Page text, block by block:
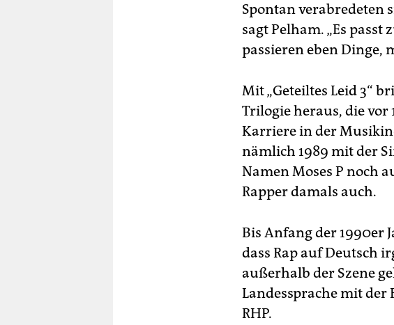
Spontan verabredeten
sagt Pelham. „Es
passieren eben Dinge,
Mit „Geteiltes Leid 3“
Trilogie heraus, die vor
Karriere in der
nämlich 1989 mit der
Namen Moses P noch
Rapper damals auch.
Bis Anfang der 1990er
dass Rap auf Deutsch
außerhalb der Szene
Landessprache mit
RHP.